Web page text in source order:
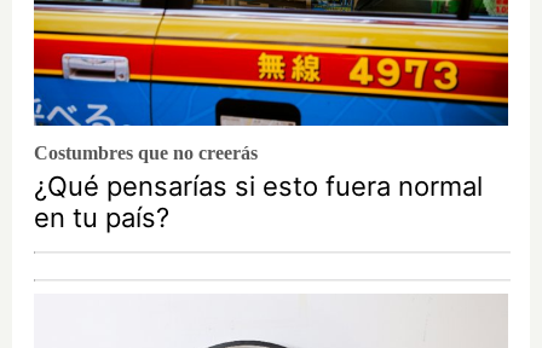
Costumbres que no creerás
¿Qué pensarías si esto fuera normal
en tu país?